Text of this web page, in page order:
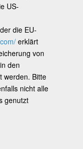
US-
die EU-
erklärt
von
den
werden. Bitte
nicht alle
genutzt